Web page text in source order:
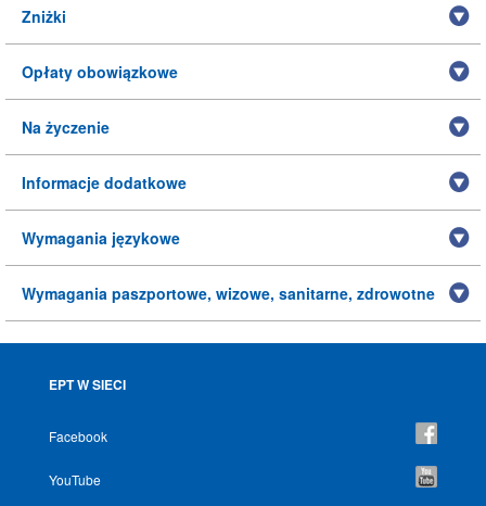
Zniżki
Opłaty obowiązkowe
Na życzenie
Informacje dodatkowe
Wymagania językowe
Wymagania paszportowe, wizowe, sanitarne, zdrowotne
EPT W SIECI
Facebook
YouTube